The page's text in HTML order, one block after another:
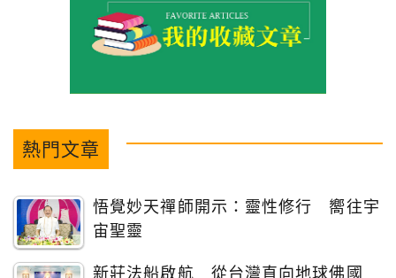
熱門文章
悟覺妙天禪師開示：靈性修行 嚮往宇
宙聖靈
新莊法船啟航 從台灣直向地球佛國